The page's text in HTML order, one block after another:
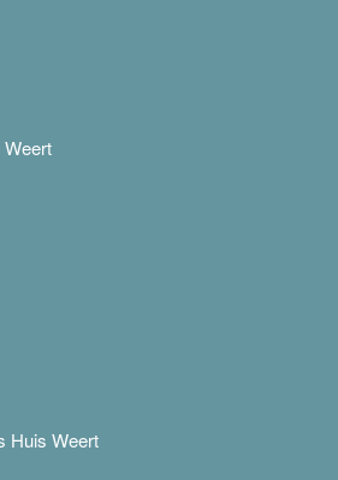
Huis Weert